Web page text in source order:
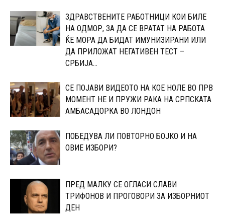
ЗДРАВСТВЕНИТЕ РАБОТНИЦИ КОИ БИЛЕ
НА ОДМОР, ЗА ДА СЕ ВРАТАТ НА РАБОТА
ЌЕ МОРА ДА БИДАТ ИМУНИЗИРАНИ ИЛИ
ДА ПРИЛОЖАТ НЕГАТИВЕН ТЕСТ –
СРБИЈА...
СЕ ПОЈАВИ ВИДЕОТО НА КОЕ НОЛЕ ВО ПРВ
МОМЕНТ НЕ И ПРУЖИ РАКА НА СРПСКАТА
АМБАСАДОРКА ВО ЛОНДОН
ПОБЕДУВА ЛИ ПОВТОРНО БОЈКО И НА
ОВИЕ ИЗБОРИ?
ПРЕД МАЛКУ СЕ ОГЛАСИ СЛАВИ
ТРИФОНОВ И ПРОГОВОРИ ЗА ИЗБОРНИОТ
ДЕН